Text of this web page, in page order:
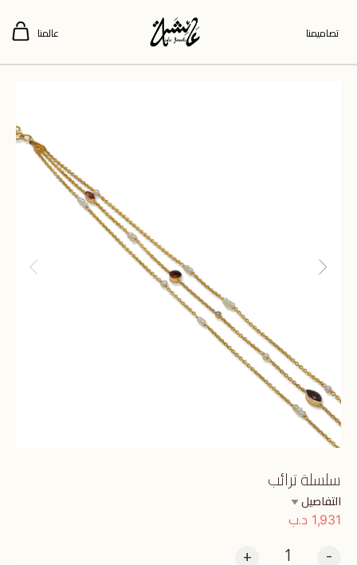
تصاميمنا عالمنا
سلسلة ترائب
التفاصيل
1,931 د.ب
-
+